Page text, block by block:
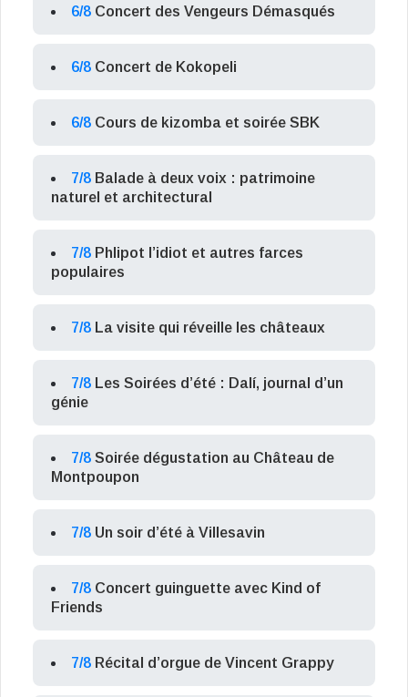
6/8 Concert des Vengeurs Démasqués
6/8 Concert de Kokopeli
6/8 Cours de kizomba et soirée SBK
7/8 Balade à deux voix : patrimoine
naturel et architectural
7/8 Phlipot l’idiot et autres farces
populaires
7/8 La visite qui réveille les châteaux
7/8 Les Soirées d’été : Dalí, journal d’un
génie
7/8 Soirée dégustation au Château de
Montpoupon
7/8 Un soir d’été à Villesavin
7/8 Concert guinguette avec Kind of
Friends
7/8 Récital d’orgue de Vincent Grappy